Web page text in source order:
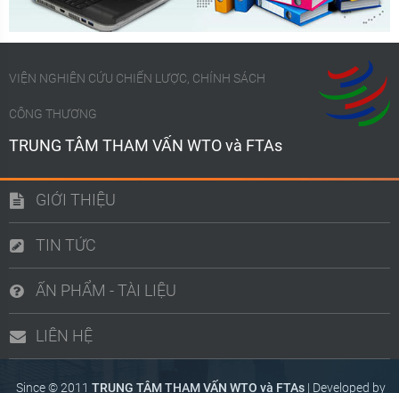
VIỆN NGHIÊN CỨU CHIẾN LƯỢC, CHÍNH SÁCH
CÔNG THƯƠNG
TRUNG TÂM THAM VẤN WTO và FTAs
GIỚI THIỆU
TIN TỨC
ẤN PHẨM - TÀI LIỆU
LIÊN HỆ
Since © 2011 TRUNG TÂM THAM VẤN WTO và FTAs | Developed by